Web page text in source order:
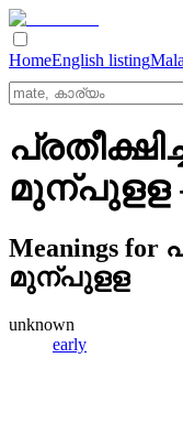
HomeEnglish listing
മുന്പുളള
Meanings for
മുന്പുളള
unknown
early